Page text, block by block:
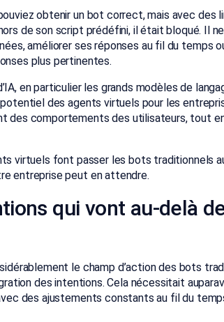
obtenir un bot correct, mais avec des
de son script prédéfini, il était bloqué. Il
améliorer ses réponses au fil du temps
plus pertinentes.
en particulier les grands modèles de
des agents virtuels pour les
des comportements des utilisateurs, tout
virtuels font passer les bots traditionnels
entreprise peut en attendre.
qui vont au-delà
le champ d’action des bots
des intentions. Cela nécessitait
des ajustements constants au fil du